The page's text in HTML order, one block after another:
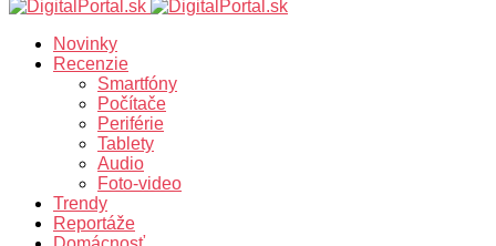
Novinky
Recenzie
Smartfóny
Počítače
Periférie
Tablety
Audio
Foto-video
Trendy
Reportáže